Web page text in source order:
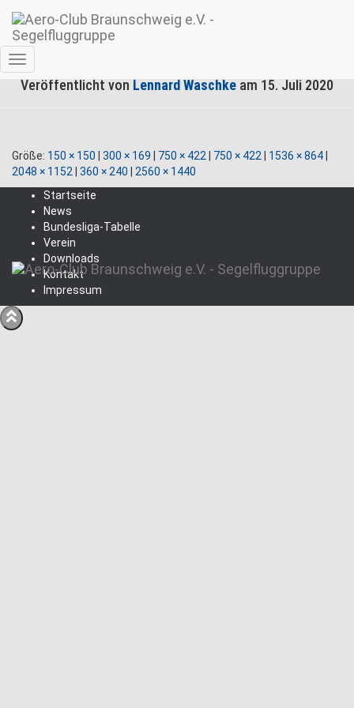
Navigation
umschalten
Veröffentlicht von Lennard Waschke am 15. Juli 2020
Größe: 150 × 150 300 × 169 750 × 422 750 × 422 1536 × 864
2048 × 1152
360 × 240
2560 × 1440
Startseite
News
Bundesliga-Tabelle
Verein
Downloads
Kontakt
Impressum